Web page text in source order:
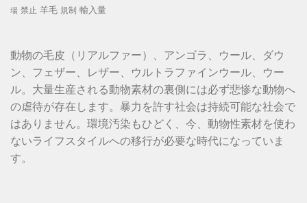
場 禁止 羊毛 規制 輸入量
動物の毛皮（リアルファー）、アンゴラ、ウール、ダウ
ン、フェザー、レザー、ウルトラファインウール、ウー
ル。大量生産される動物素材の裏側には必ず悲惨な動物へ
の虐待が存在します。暴力を許す社会は持続可能な社会で
はありません。環境汚染もひどく、今、動物性素材を使わ
ないライフスタイルへの移行が必要な時代になっていま
す。